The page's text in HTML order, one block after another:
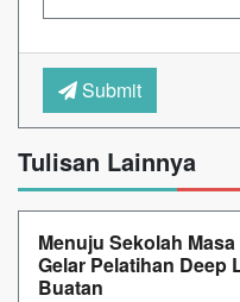
Submit
Tulisan Lainnya
Menuju Sekolah
Gelar Pelatihan Deep
Buatan